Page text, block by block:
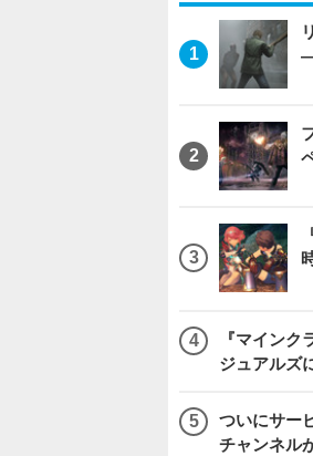
『マイン
ジュアルズ
ついにサー
チャンネル